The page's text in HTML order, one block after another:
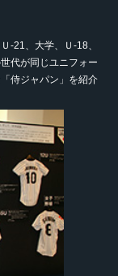
-21、大学、Ｕ-18、
代が同じユニフォー
侍ジャパン」を紹介